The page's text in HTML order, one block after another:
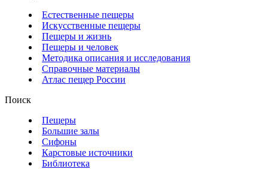
Естественные пещеры
Искусственные пещеры
Пещеры и жизнь
Пещеры и человек
Методика описания и исследования
Справочные материалы
Атлас пещер России
Поиск
Пещеры
Большие залы
Сифоны
Карстовые источники
Библиотека